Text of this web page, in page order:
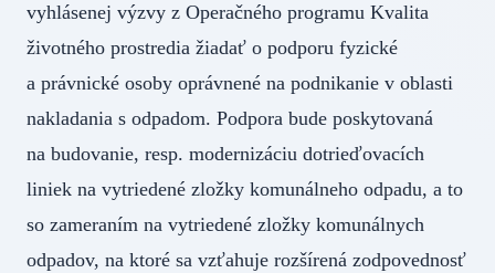
vyhlásenej výzvy z Operačného programu Kvalita
životného prostredia žiadať o podporu fyzické
a právnické osoby oprávnené na podnikanie v oblasti
nakladania s odpadom. Podpora bude poskytovaná
na budovanie, resp. modernizáciu dotrieďovacích
liniek na vytriedené zložky komunálneho odpadu, a to
so zameraním na vytriedené zložky komunálnych
odpadov, na ktoré sa vzťahuje rozšírená zodpovednosť